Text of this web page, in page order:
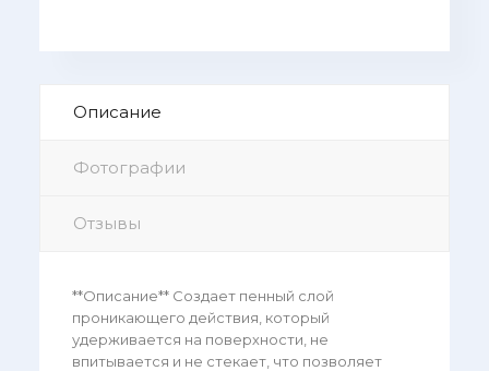
Описание
Фотографии
Отзывы
**Описание** Создает пенный слой
проникающего действия, который
удерживается на поверхности, не
впитывается и не стекает, что позволяет